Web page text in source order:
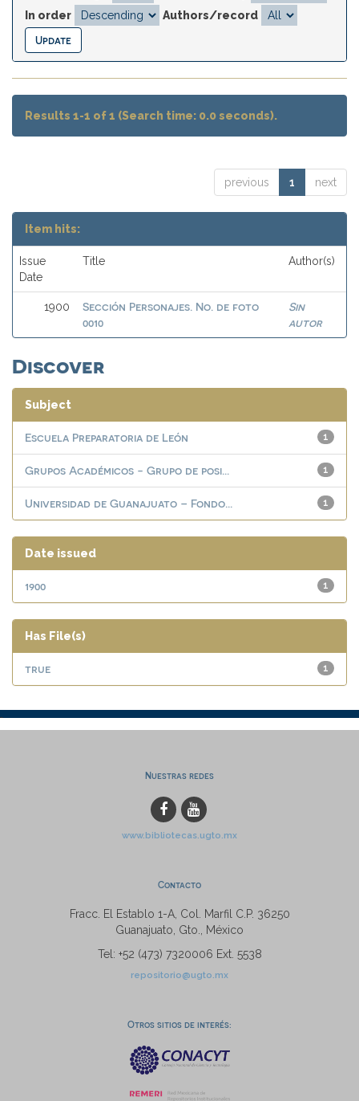
In order
Authors/record
Results 1-1 of 1 (Search time: 0.0 seconds).
previous 1 next
Item hits:
Issue
Date
Title Author(s)
1900
Sección Personajes. No. de foto
0010
Sin
autor
Discover
Subject
1
Escuela Preparatoria de León
1
Grupos Académicos - Grupo de posi...
1
Universidad de Guanajuato – Fondo...
Date issued
1
1900
Has File(s)
1
true
Nuestras redes
www.bibliotecas.ugto.mx
Contacto
Fracc. El Establo 1-A, Col. Marfil C.P. 36250
Guanajuato, Gto., México
Tel: +52 (473) 7320006 Ext. 5538
repositorio@ugto.mx
Otros sitios de interés: